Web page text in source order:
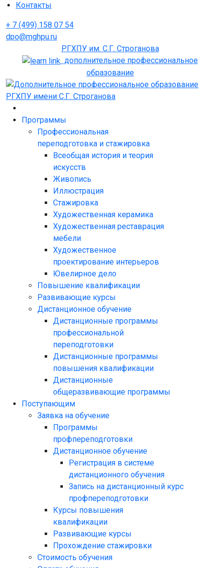
Контакты
+ 7 (499) 158 07 54
dpo@mghpu.ru
РГХПУ им. С.Г. Строганова
дополнительное профессиональное
образование
Программы
Профессиональная
переподготовка и стажировка
Всеобщая история и теория
искусств
Живопись
Иллюстрация
Стажировка
Художественная керамика
Художественная реставрация
мебели
Художественное
проектирование интерьеров
Ювелирное дело
Повышение квалификации
Развивающие курсы
Дистанционное обучение
Дистанционные программы
профессиональной
переподготовки
Дистанционные программы
повышения квалификации
Дистанционные
общеразвивающие программы
Поступающим
Заявка на обучение
Программы
профпереподготовки
Дистанционное обучение
Регистрация в системе
дистанционного обучения
Запись на дистанционный курс
профпереподготовки
Курсы повышения
квалификации
Развивающие курсы
Прохождение стажировки
Стоимость обучения